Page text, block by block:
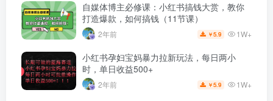
自媒体博主必修课：小红书搞钱大赏，教你
打造爆款，如何搞钱（11节课）
2年前 ￥5.9 1W+
小红书孕妇宝妈暴力拉新玩法，每日两小
时，单日收益500+
2年前 ￥5.9 1W+